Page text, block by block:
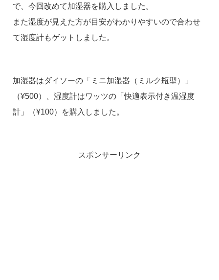
で、今回改めて加湿器を購入しました。
また湿度が見えた方が目安がわかりやすいので合わせ
て湿度計もゲットしました。
加湿器はダイソーの「ミニ加湿器（ミルク瓶型）」
（¥500）、湿度計はワッツの「快適表示付き温湿度
計」（¥100）を購入しました。
スポンサーリンク